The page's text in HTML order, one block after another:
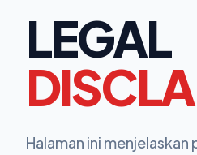
LEGAL
Halaman ini